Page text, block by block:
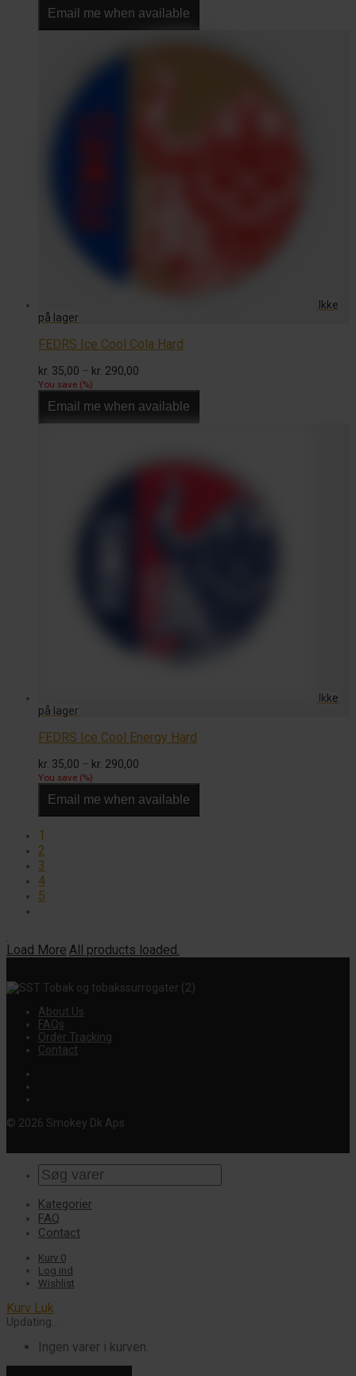
kr. 290,00
Email me when available
FEDRS Ice Cool Cola Hard
kr. 35,00 – kr. 290,00
kr. 290,00
You save (%)
Email me when available
FEDRS Ice Cool Energy Hard
kr. 35,00 – kr. 290,00
kr. 290,00
You save (%)
Email me when available
1
2
3
4
5
Load More All products loaded.
About Us
FAQs
Order Tracking
Contact
© 2026 Smokey Dk Aps
Kategorier
FAQ
Contact
Kurv 0
Log ind
Wishlist
Kurv Luk
Updating…
Ingen varer i kurven.